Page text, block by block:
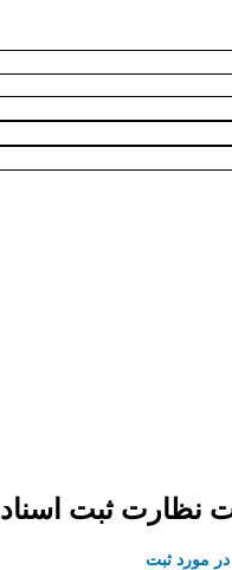
نظارت ثبت اسناد
در مورد ثبت